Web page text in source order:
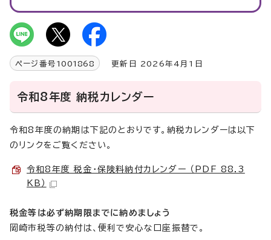
ページ番号 1001868 更新日 2026年4月1日
令和8年度 納税カレンダー
令和8年度の納期は下記のとおりです。納税カレンダーは以下
のリンクをご覧ください。
令和8年度 税金・保険料納付カレンダー （PDF 88.3
KB）
税金等は必ず納期限までに納めましょう
岡崎市税等の納付は、便利で安心な口座振替で。